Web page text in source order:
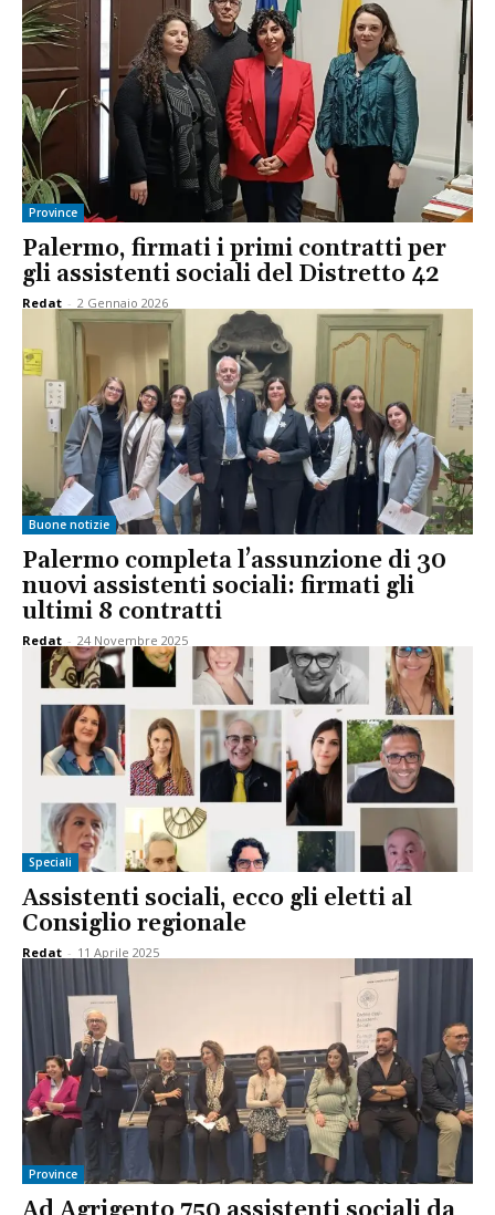
Province
Palermo, firmati i primi contratti per
gli assistenti sociali del Distretto 42
Redat - 2 Gennaio 2026
Buone notizie
Palermo completa l’assunzione di 30
nuovi assistenti sociali: firmati gli
ultimi 8 contratti
Redat - 24 Novembre 2025
Speciali
Assistenti sociali, ecco gli eletti al
Consiglio regionale
Redat - 11 Aprile 2025
Province